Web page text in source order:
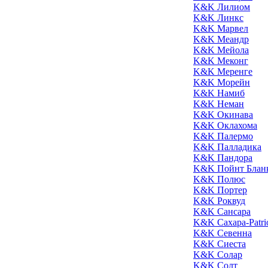
K&K Лилиом
K&K Линкс
K&K Марвел
K&K Меандр
K&K Мейола
K&K Меконг
K&K Меренге
K&K Морейн
K&K Намиб
K&K Неман
K&K Окинава
K&K Оклахома
K&K Палермо
K&K Палладика
K&K Пандора
K&K Пойнт
K&K Полюс
K&K Портер
K&K Роквуд
K&K Сансара
K&K Сахара-
K&K Севенна
K&K Сиеста
K&K Солар
K&K Солт